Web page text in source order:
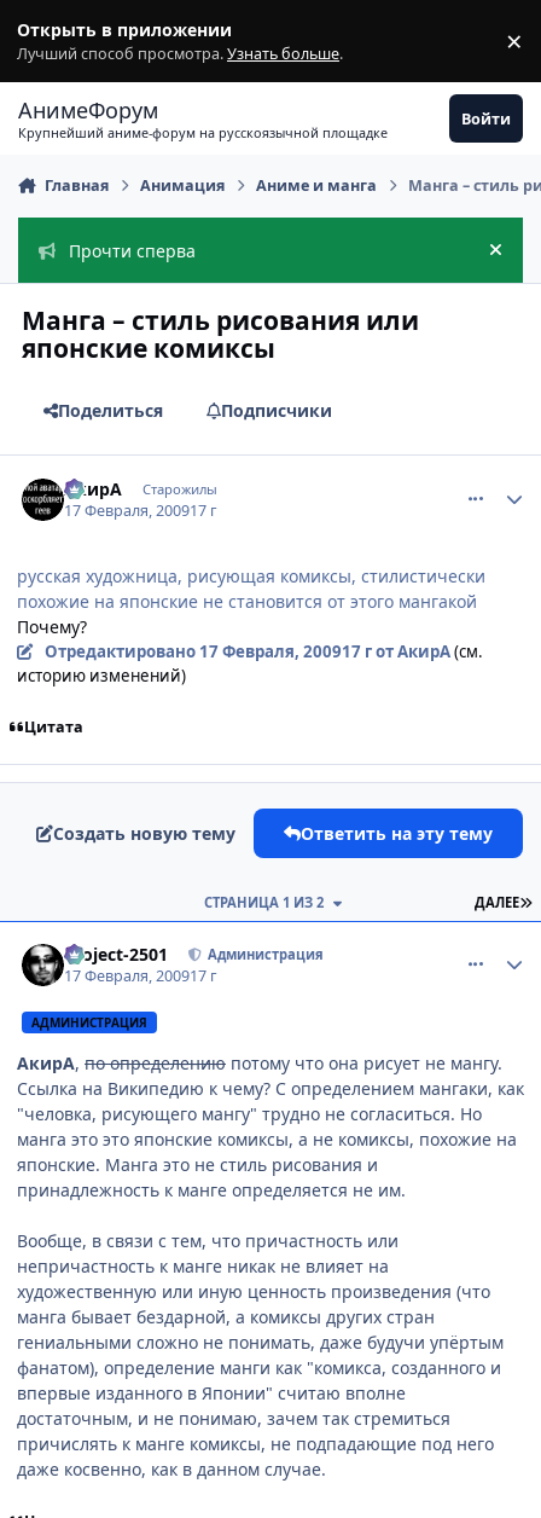
Открыть в приложении
Лучший способ просмотра.Узнать больше. ×
АнимеФорум
Крупнейший аниме-форум на русскоязычной площадке
Войти
Главная Анимация Аниме и манга Манга – стиль
Прочти сперва
Манга – стиль рисования или
японские комиксы
Поделиться Подписчики
АкирА Старожилы
17 Февраля, 200917 г
русская художница, рисующая комиксы, стилистически
похожие на японские не становится от этого мангакой
Почему?
Отредактировано 17 Февраля, 200917 гот АкирА(см.
историю изменений)
Цитата
Создать новую тему Ответить на эту тему
ДАЛЕЕ
СТРАНИЦА 1 ИЗ 2
Project-2501 Администрация
17 Февраля, 200917 г
АДМИНИСТРАЦИЯ
АкирА, по определению потому что она рисует не мангу.
Ссылка на Википедию к чему? С определением мангаки, как
"человка, рисующего мангу" трудно не согласиться. Но
манга это это японские комиксы, а не комиксы, похожие на
японские. Манга это не стиль рисования и
принадлежность к манге определяется не им.
Вообще, в связи с тем, что причастность или
непричастность к манге никак не влияет на
художественную или иную ценность произведения (что
манга бывает бездарной, а комиксы других стран
гениальными сложно не понимать, даже будучи упёртым
фанатом), определение манги как "комикса, созданного и
впервые изданного в Японии" считаю вполне
достаточным, и не понимаю, зачем так стремиться
причислять к манге комиксы, не подпадающие под него
даже косвенно, как в данном случае.